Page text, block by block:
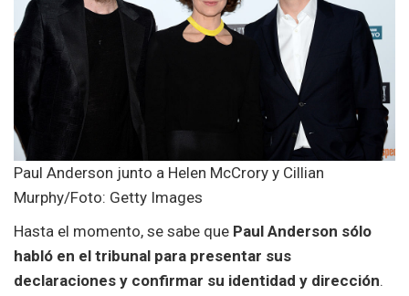
Paul Anderson junto a Helen McCrory y Cillian
Murphy/Foto: Getty Images
Hasta el momento, se sabe que Paul Anderson sólo
habló en el tribunal para presentar sus
declaraciones y confirmar su identidad y dirección.